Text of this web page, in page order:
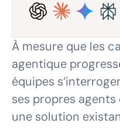
À mesure que les
agentique
équipes
ses propres
une solution